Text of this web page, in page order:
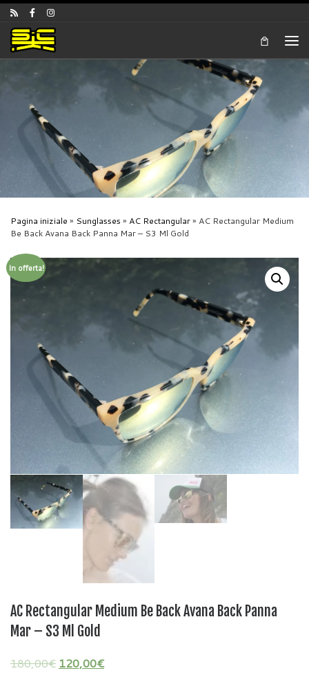
Skip to content
Pagina iniziale » Sunglasses » AC Rectangular» AC Rectangular Medium
Be Back Avana Back Panna Mar – S3 Ml Gold
In offerta!
AC Rectangular Medium Be Back Avana Back Panna
Mar – S3 Ml Gold
180,00€ 120,00€